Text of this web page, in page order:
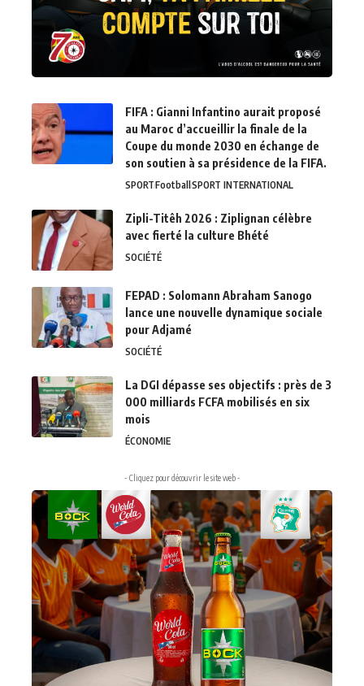
FIFA : Gianni Infantino aurait proposé
au Maroc d’accueillir la finale de la
Coupe du monde 2030 en échange de
son soutien à sa présidence de la FIFA.
SPORTFootball SPORT INTERNATIONAL
Zipli-Titêh 2026 : Ziplignan célèbre
avec fierté la culture Bhété
SOCIÉTÉ
FEPAD : Solomann Abraham Sanogo
lance une nouvelle dynamique sociale
pour Adjamé
SOCIÉTÉ
La DGI dépasse ses objectifs : près de 3
000 milliards FCFA mobilisés en six
mois
ÉCONOMIE
- Cliquez pour découvrir le site web -